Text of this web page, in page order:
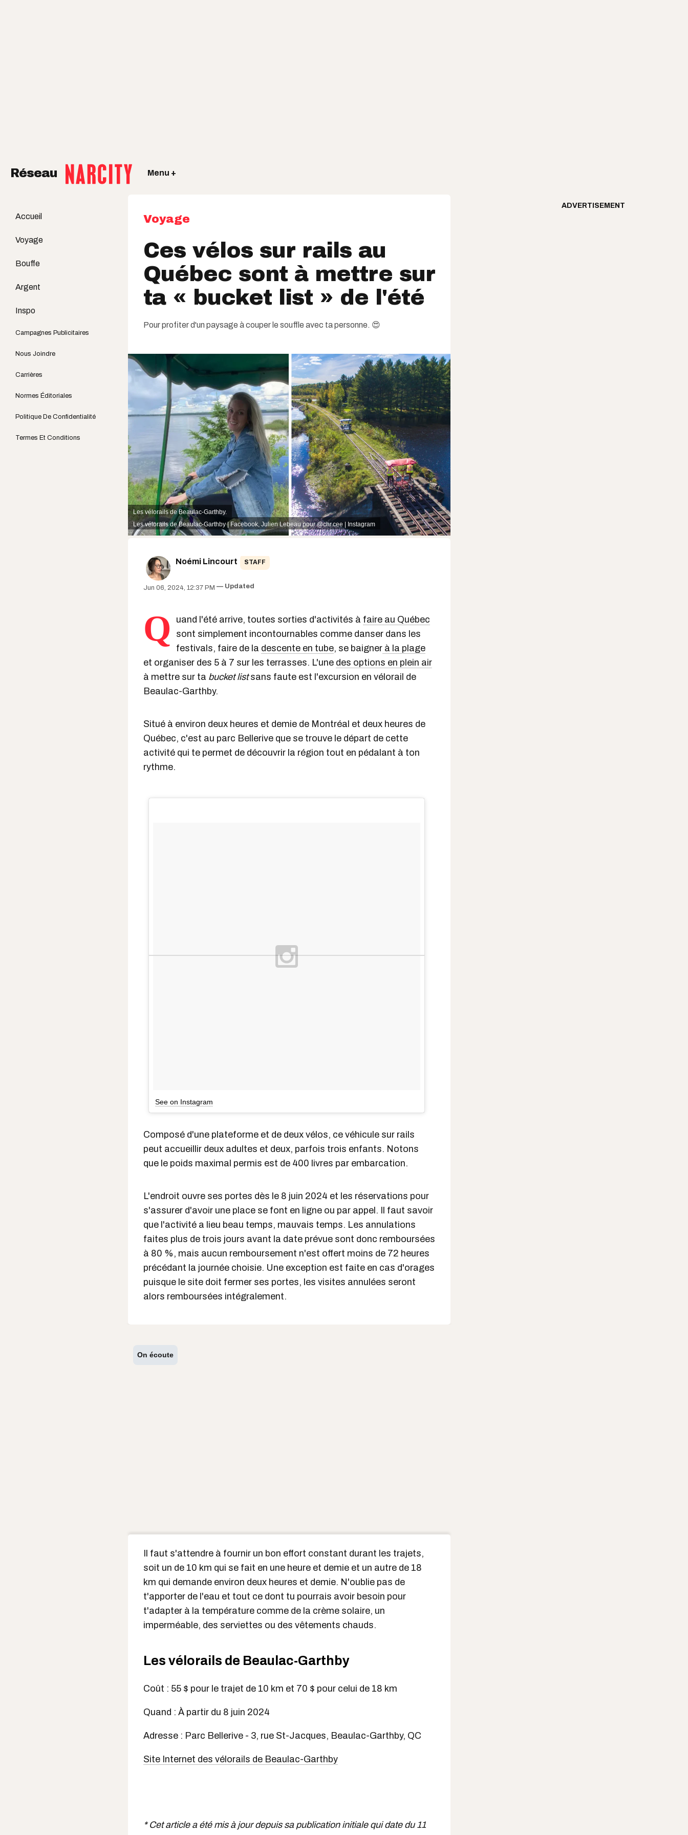
Réseau Menu +
Accueil
Voyage
Bouffe
Argent
Inspo
Campagnes Publicitaires
Nous Joindre
Carrières
Normes Éditoriales
Politique De Confidentialité
Termes Et Conditions
Voyage
Ces vélos sur rails au
Québec sont à mettre sur
ta « bucket list » de l'été
Pour profiter d'un paysage à couper le souffle avec ta personne. 😍
Les vélorails de Beaulac-Garthby.
Les vélorails de Beaulac-Garthby | Facebook , Julien Lebeau pour@chr.cee | Instagram
Noémi Lincourt STAFF
Jun 06, 2024, 12:37 PM Updated
Q uand l'été arrive, toutes sorties d'activités à faire au Québec
sont simplement incontournables comme danser dans les
festivals, faire de la descente en tube, se baigner à la plage
et organiser des 5 à 7 sur les terrasses. L'une des options en plein air
à mettre sur ta bucket listsans faute est l'excursion en vélorail de
Beaulac-Garthby.
Situé à environ deux heures et demie de Montréal et deux heures de
Québec, c'est au parc Bellerive que se trouve le départ de cette
activité qui te permet de découvrir la région tout en pédalant à ton
rythme.
See on Instagram
Composé d'une plateforme et de deux vélos, ce véhicule sur rails
peut accueillir deux adultes et deux, parfois trois enfants. Notons
que le poids maximal permis est de 400 livres par embarcation.
L'endroit ouvre ses portes dès le 8 juin 2024 et les réservations pour
s'assurer d'avoir une place se font en ligne ou par appel. Il faut savoir
que l'activité a lieu beau temps, mauvais temps. Les annulations
faites plus de trois jours avant la date prévue sont donc remboursées
à 80 %, mais aucun remboursement n'est offert moins de 72 heures
précédant la journée choisie. Une exception est faite en cas d'orages
puisque le site doit fermer ses portes, les visites annulées seront
alors remboursées intégralement.
On écoute
Il faut s'attendre à fournir un bon effort constant durant les trajets,
soit un de 10 km qui se fait en une heure et demie et un autre de 18
km qui demande environ deux heures et demie. N'oublie pas de
t'apporter de l'eau et tout ce dont tu pourrais avoir besoin pour
t'adapter à la température comme de la crème solaire, un
imperméable, des serviettes ou des vêtements chauds.
Les vélorails de Beaulac-Garthby
Coût : 55 $ pour le trajet de 10 km et 70 $ pour celui de 18 km
Quand : À partir du 8 juin 2024
Adresse : Parc Bellerive - 3, rue St-Jacques, Beaulac-Garthby, QC
Site Internet des vélorails de Beaulac-Garthby
* Cet article a été mis à jour depuis sa publication initiale qui date du 11
ADVERTISEMENT